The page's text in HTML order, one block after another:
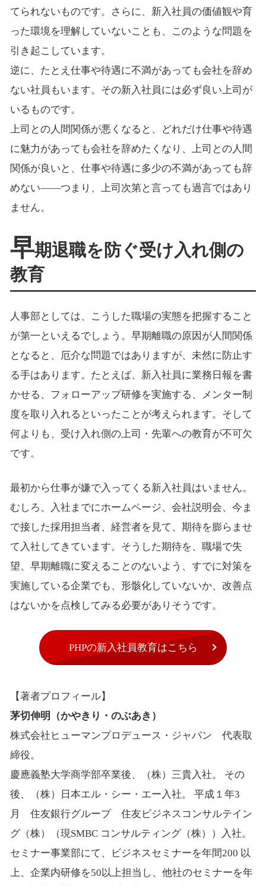
てられないものです。さらに、新入社員の価値観や育
った環境を理解していないことも、このような問題を
引き起こしています。
逆に、たとえ仕事や待遇に不満があっても会社を辞め
ない社員もいます。その新入社員には必ず良い上司が
いるものです。
上司との人間関係が悪くなると、どれだけ仕事や待遇
に魅力があっても会社を辞めたくなり、上司との人間
関係が良いと、仕事や待遇に多少の不満があっても辞
めない――つまり、上司次第と言っても過言ではあり
ません。
早期退職を防ぐ受け入れ側の
教育
人事部としては、こうした職場の実態を把握すること
が第一といえるでしょう。早期離職の原因が人間関係
となると、厄介な問題ではありますが、未然に防止す
る手はあります。たとえば、新入社員に業務日報を書
かせる、フォローアップ研修を実施する、メンター制
度を取り入れるといったことが考えられます。そして
何よりも、受け入れ側の上司・先輩への教育が不可欠
です。
最初から仕事が嫌で入ってくる新入社員はいません。
むしろ、入社までにホームページ、会社説明会、今ま
で接した採用担当者、経営者を見て、期待を膨らませ
て入社してきています。そうした期待を、職場で失
望、早期離職に変えることのないよう、すでに対策を
実施している企業でも、形骸化していないか、改善点
はないかを点検してみる必要がありそうです。
PHPの新入社員教育はこちら
【著者プロフィール】
茅切伸明（かやきり・のぶあき）
株式会社ヒューマンプロデュース・ジャパン 代表取
締役。
慶應義塾大学商学部卒業後、（株）三貴入社。 その
後、（株）日本エル・シー・エー入社。 平成１年3
月 住友銀行グループ 住友ビジネスコンサルテイン
グ（株）（現SMBC コンサルティング（株））入社。
セミナー事業部にて、ビジネスセミナーを年間200 以
上、企業内研修を50以上担当し、他社のセミナーを年